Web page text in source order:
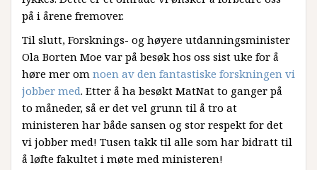
på i årene fremover.
Til slutt, Forsknings- og høyere utdanningsminister
Ola Borten Moe var på besøk hos oss sist uke for å
høre mer om noen av den fantastiske forskningen vi
jobber med. Etter å ha besøkt MatNat to ganger på
to måneder, så er det vel grunn til å tro at
ministeren har både sansen og stor respekt for det
vi jobber med! Tusen takk til alle som har bidratt til
å løfte fakultet i møte med ministeren!